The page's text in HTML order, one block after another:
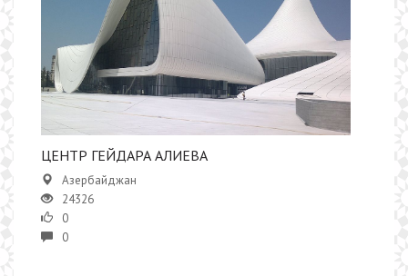
ЦЕНТР ГЕЙДАРА АЛИЕВА
Азербайджан
24326
0
0